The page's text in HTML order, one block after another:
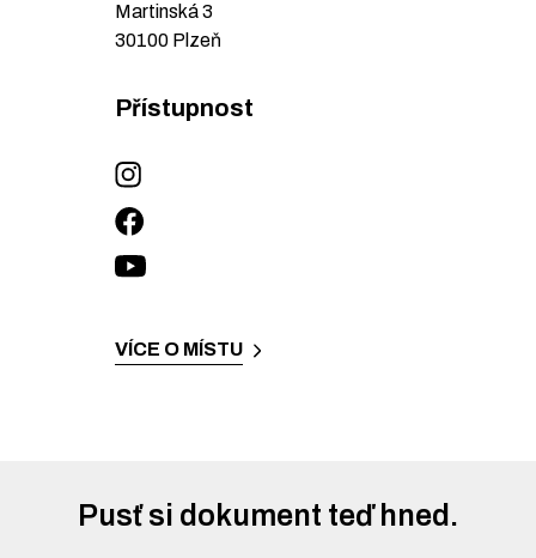
Martinská3
30100 Plzeň
Přístupnost
VÍCE O MÍSTU
Pusť si dokument teď hned.